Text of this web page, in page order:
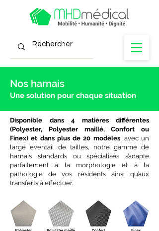
Nos harnais
Une solution pour chaque situation
Disponible dans 4 matières différentes
(Polyester, Polyester maillé, Confort ou
Finex) et dans plus de 20 modèles, avec un
large éventail de tailles, notre gamme de
harnais standards ou spécialisés s’adapte
parfaitement à la morphologie et à la
pathologie de vos résidents ainsi qu’aux
transferts à effectuer.